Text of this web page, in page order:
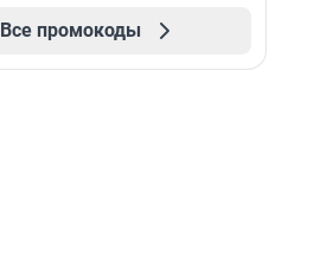
Все промокоды